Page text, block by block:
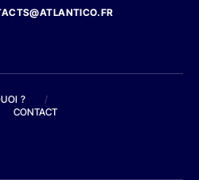
?
/
CONTACT